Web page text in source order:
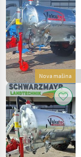
Nova mašina